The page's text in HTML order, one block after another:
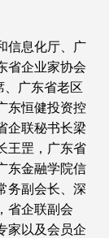
信息化厅、广
省企业家协会
、广东省老区
东恒健投资控
企联秘书长梁
王罡，广东省
东金融学院信
务副会长、深
省企联副会
家以及会员企